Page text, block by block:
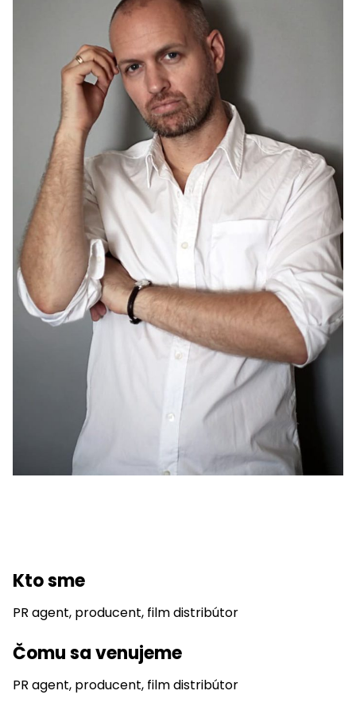
Kto sme
PR agent, producent, film distribútor
Čomu sa venujeme
PR agent, producent, film distribútor